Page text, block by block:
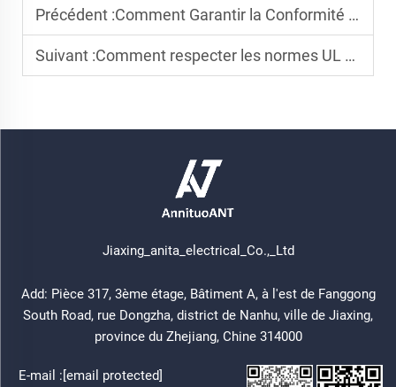
Précédent :Comment Garantir la Conformité aux Normes en Utilisant des Raccords Électriques UL-Listés
Suivant :Comment respecter les normes UL et NEC lors de l'utilisation de boîtes de jonction en PVC
Jiaxing_anita_electrical_Co.,_Ltd
Add: Pièce 317, 3ème étage, Bâtiment A, à l'est de Fanggong
South Road, rue Dongzha, district de Nanhu, ville de Jiaxing,
province du Zhejiang, Chine 314000
E-mail :[email protected]